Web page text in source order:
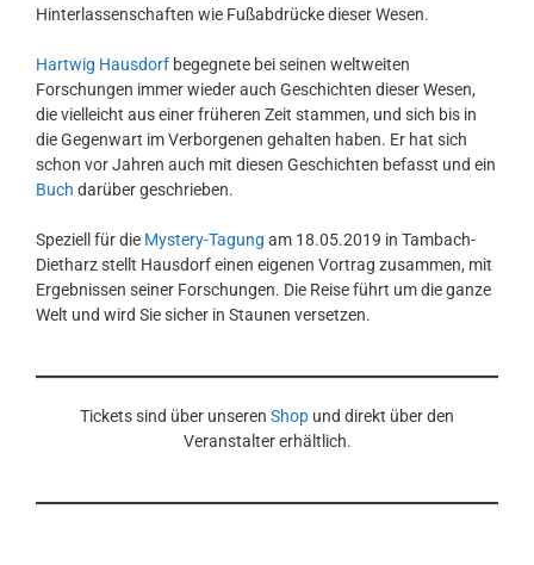
Hinterlassenschaften wie Fußabdrücke dieser Wesen.
Hartwig Hausdorf begegnete bei seinen weltweiten
Forschungen immer wieder auch Geschichten dieser Wesen,
die vielleicht aus einer früheren Zeit stammen, und sich bis in
die Gegenwart im Verborgenen gehalten haben. Er hat sich
schon vor Jahren auch mit diesen Geschichten befasst und ein
Buch darüber geschrieben.
Speziell für die Mystery-Tagung am 18.05.2019 in Tambach-
Dietharz stellt Hausdorf einen eigenen Vortrag zusammen, mit
Ergebnissen seiner Forschungen. Die Reise führt um die ganze
Welt und wird Sie sicher in Staunen versetzen.
Tickets sind über unseren Shop und direkt über den
Veranstalter erhältlich.